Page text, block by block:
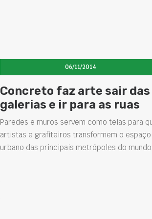
06/11/2014
Concreto faz arte sair das
galerias e ir para as ruas
Paredes e muros servem como telas para
artistas e grafiteiros transformem o espaço
urbano das principais metrópoles do mundo